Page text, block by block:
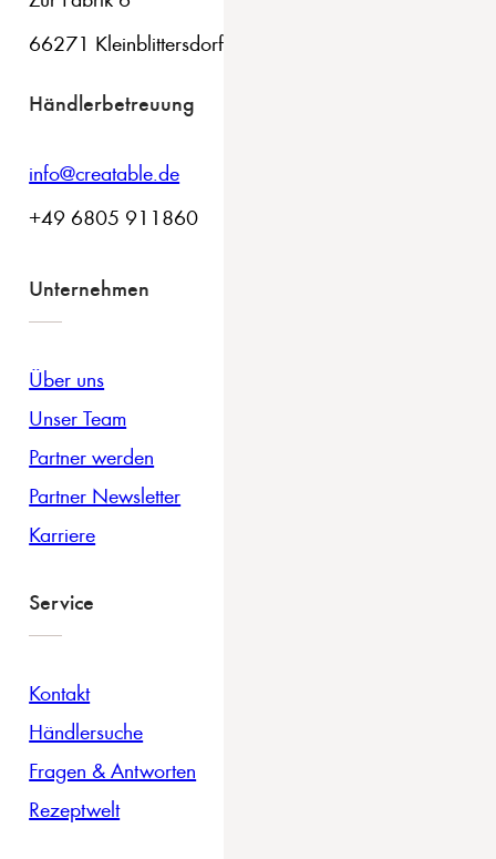
66271 Kleinblittersdorf
Händlerbetreuung
info@creatable.de
+49 6805 911860
Unternehmen
Über uns
Unser Team
Partner werden
Partner Newsletter
Karriere
Service
Kontakt
Händlersuche
Fragen & Antworten
Rezeptwelt